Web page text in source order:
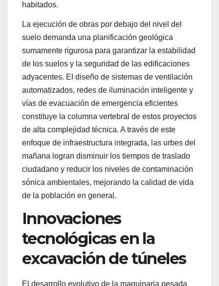
habitados.
La ejecución de obras por debajo del nivel del
suelo demanda una planificación geológica
sumamente rigurosa para garantizar la estabilidad
de los suelos y la seguridad de las edificaciones
adyacentes. El diseño de sistemas de ventilación
automatizados, redes de iluminación inteligente y
vías de evacuación de emergencia eficientes
constituye la columna vertebral de estos proyectos
de alta complejidad técnica. A través de este
enfoque de infraestructura integrada, las urbes del
mañana logran disminuir los tiempos de traslado
ciudadano y reducir los niveles de contaminación
sónica ambientales, mejorando la calidad de vida
de la población en general.
Innovaciones
tecnológicas en la
excavación de túneles
El desarrollo evolutivo de la maquinaria pesada